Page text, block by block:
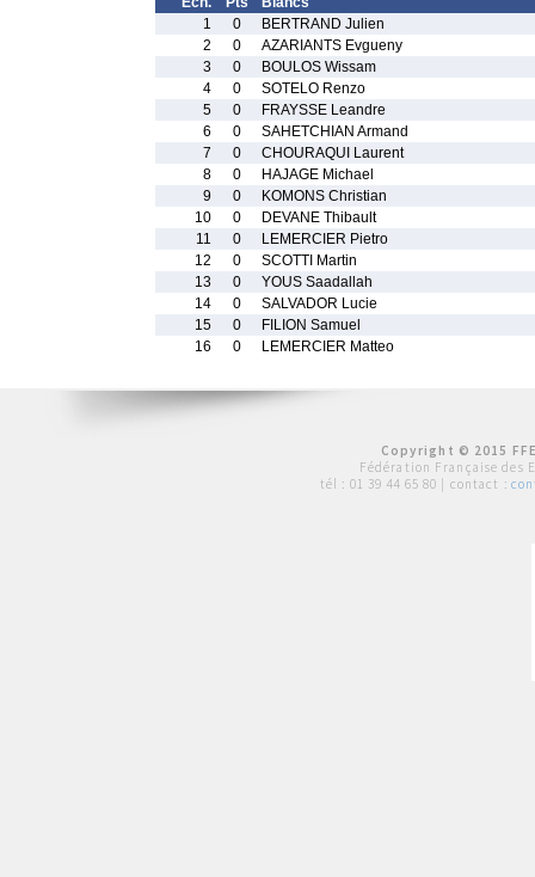
1
0
BERTRAND Julien
2
0
AZARIANTS Evgueny
3
0
BOULOS Wissam
4
0
SOTELO Renzo
5
0
FRAYSSE Leandre
6
0
SAHETCHIAN Armand
7
0
CHOURAQUI Laurent
8
0
HAJAGE Michael
9
0
KOMONS Christian
10
0
DEVANE Thibault
11
0
LEMERCIER Pietro
12
0
SCOTTI Martin
13
0
YOUS Saadallah
14
0
SALVADOR Lucie
15
0
FILION Samuel
16
0 LEMERCIER Matteo
Copyright © 2015
Fédération Française des
tél : 01 39 44 65 80 | contact :